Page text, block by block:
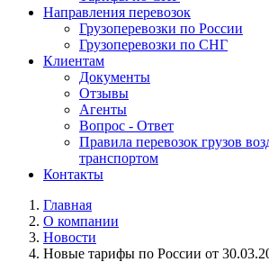
Направления перевозок
Грузоперевозки по России
Грузоперевозки по СНГ
Клиентам
Документы
Отзывы
Агенты
Вопрос - Ответ
Правила перевозок грузов
транспортом
Контакты
Главная
О компании
Новости
Новые тарифы по России от